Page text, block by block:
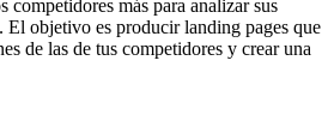
competidores más para analizar sus
El objetivo es producir landing pages que
de las de tus competidores y crear una